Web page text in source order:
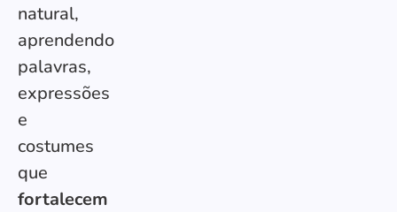
natural,
aprendendo
palavras,
expressões
e
costumes
que
fortalecem